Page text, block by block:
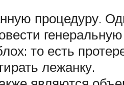
процедуру.
то есть
лежанку.